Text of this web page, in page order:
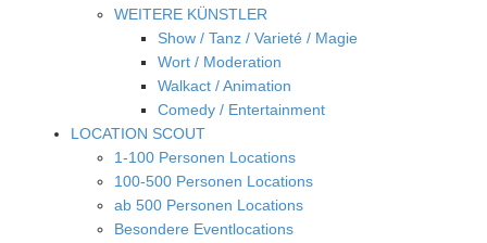
WEITERE KÜNSTLER
Show / Tanz / Varieté / Magie
Wort / Moderation
Walkact / Animation
Comedy / Entertainment
LOCATION SCOUT
1-100 Personen Locations
100-500 Personen Locations
ab 500 Personen Locations
Besondere Eventlocations